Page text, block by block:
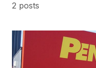
2 posts